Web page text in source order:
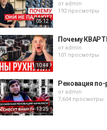
05:12
от admin
192 просмотры
10:44
Почему
от admin
101 просмотры
13:25
Реновация по-
от admin
7,604 просмотры